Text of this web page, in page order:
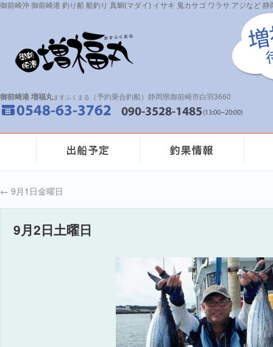
御前崎沖 御前崎港 釣り船 船釣り 真鯛(マダイ) イサキ 鬼カサゴ ワラサ アジなど
御前崎港 増福丸ますふくまる （予約乗合釣船）静岡県御前崎市白羽3660
← 9月1日金曜日
9月2日土曜日